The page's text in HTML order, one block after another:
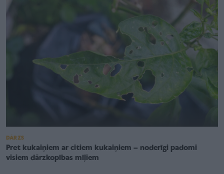
DĀRZS
Pret kukaiņiem ar citiem kukaiņiem – noderīgi padomi
visiem dārzkopības mīļiem